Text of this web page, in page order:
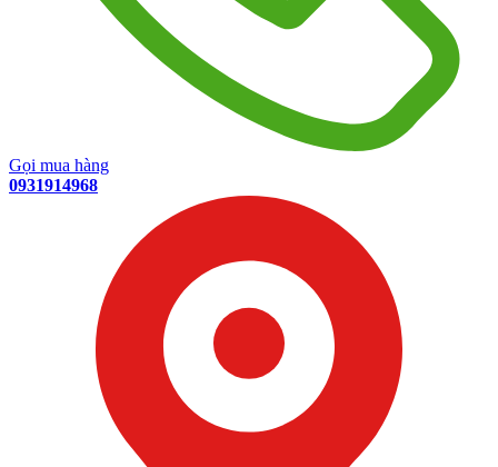
Gọi mua hàng
0931914968